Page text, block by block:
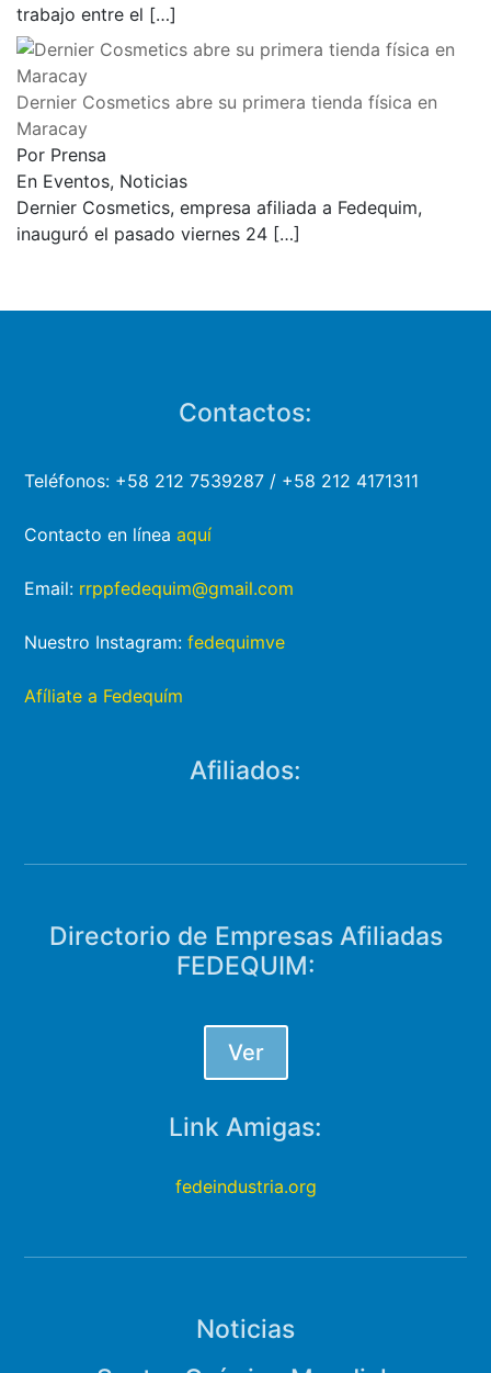
trabajo entre el […]
Dernier Cosmetics abre su primera tienda física en
Maracay
Por Prensa
En Eventos, Noticias
Dernier Cosmetics, empresa afiliada a Fedequim,
inauguró el pasado viernes 24 […]
Contactos:
Teléfonos: +58 212 7539287 / +58 212 4171311
Contacto en líneaaquí
Email: rrppfedequim@gmail.com
Nuestro Instagram:fedequimve
Afíliate a Fedequím
Afiliados:
Directorio de Empresas Afiliadas
FEDEQUIM:
Ver
Link Amigas:
fedeindustria.org
Noticias